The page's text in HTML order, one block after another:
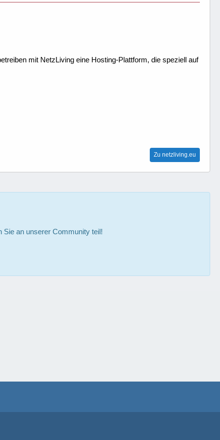
mit NetzLiving eine Hosting-Plattform, die speziell auf
Zu netzliving.eu
Sie an unserer Community teil!